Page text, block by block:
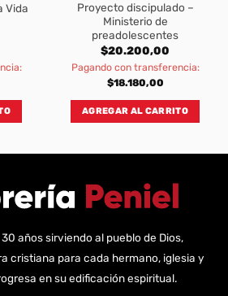
Vida
Proyecto discipulado –
Ministerio de
preadolescentes
$20.200,00
Pagando con transferencia:
$18.180,00
AGREGAR AL CARRITO
años sirviendo al pueblo de Dios,
cristiana para cada hermano, iglesia y
en su edificación espiritual.